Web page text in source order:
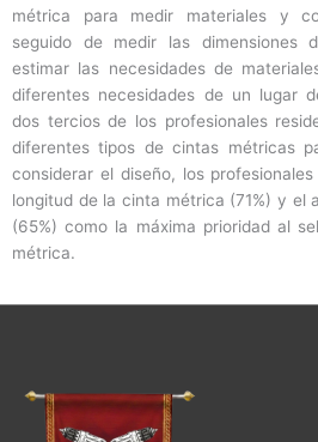
métrica para medir materiales y
seguido de medir las dimensiones
estimar las necesidades de
diferentes necesidades de un lugar
dos tercios de los profesionales
diferentes tipos de cintas métricas
considerar el diseño, los
longitud de la cinta métrica (71%) y el
(65%) como la máxima prioridad al
métrica.